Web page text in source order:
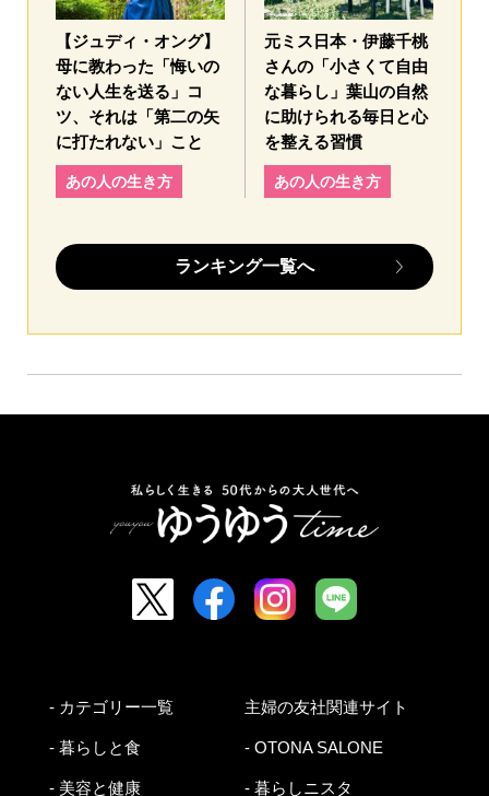
【ジュディ・オング】
母に教わった「悔いの
ない人生を送る」コ
ツ、それは「第二の矢
に打たれない」こと
あの人の生き方
元ミス日本・伊藤千桃
さんの「小さくて自由
な暮らし」葉山の自然
に助けられる毎日と心
を整える習慣
あの人の生き方
ランキング一覧へ
- カテゴリー一覧
- 暮らしと食
- 美容と健康
主婦の友社関連サイト
- OTONA SALONE
- 暮らしニスタ